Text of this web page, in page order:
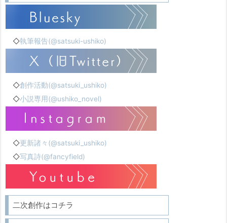
◇執筆報告(@satsuki-ushiko)
◇創作活動(@satsuki_ushiko)
◇小説専用(@ushiko_novel)
◇更新諸々(@satsuki_ushiko)
◇写真詩(@fancyfield)
二次創作はコチラ